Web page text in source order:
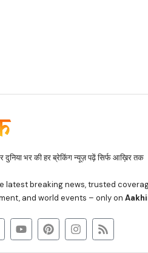
भर की हर ब्रेकिंग न्यूज़ पढ़ें सिर्फ आख़िर तक
latest breaking news, trusted
and world events – only on